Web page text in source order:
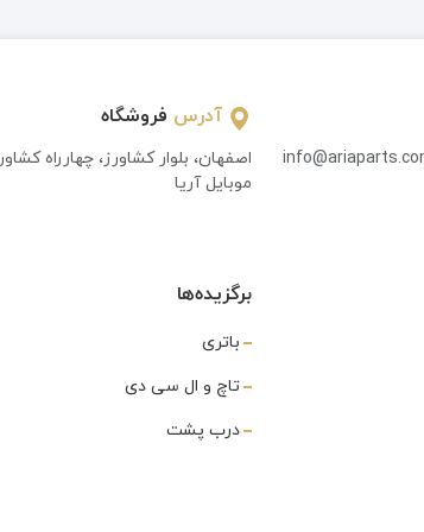
آدرس فروشگاه
اصفهان، بلوار کشاورز، چهارراه
موبایل آریا
برگزیده‌ها
باتری
تاچ و ال سی دی
درب پشت